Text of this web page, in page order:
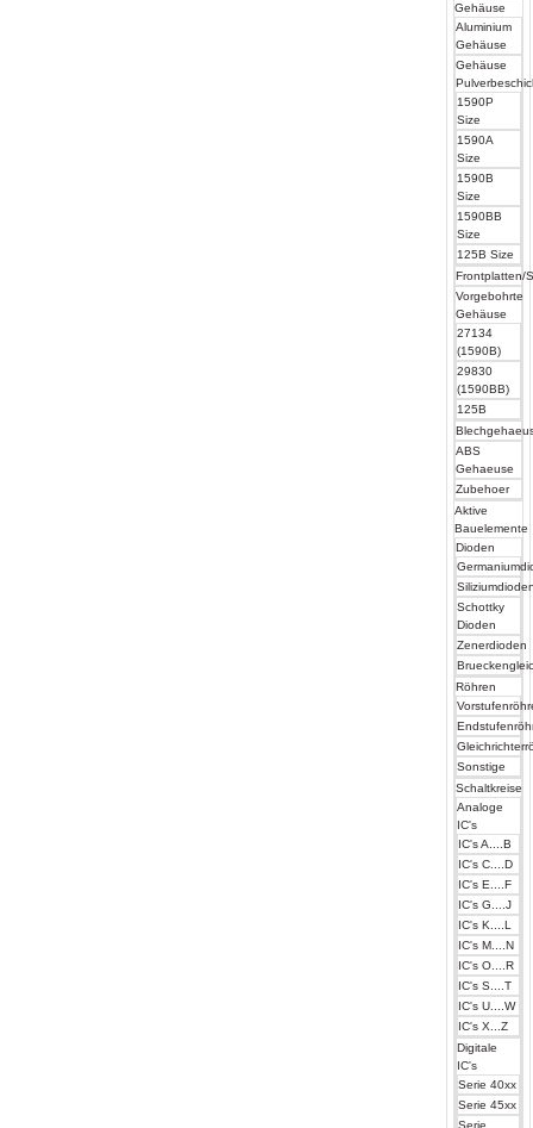
Gehäuse
Aluminium
Gehäuse
Gehäuse
1590P
Size
1590A
Size
1590B
Size
1590BB
Size
125B Size
Frontplatten/
Vorgebohrte
Gehäuse
27134
(1590B)
29830
(1590BB)
125B
ABS
Gehaeuse
Zubehoer
Aktive
Bauelemente
Dioden
Schottky
Dioden
Zenerdioden
Röhren
Sonstige
Schaltkreise
Analoge
IC's
IC's A....B
IC's C....D
IC's E....F
IC's G....J
IC's K....L
IC's M....N
IC's O....R
IC's S....T
IC's U....W
IC's X...Z
Digitale
IC's
Serie 40xx
Serie 45xx
Serie